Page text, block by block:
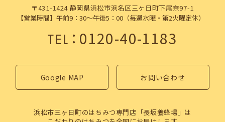
〒431-1424 静岡県浜松市浜名区三ヶ日町下尾奈97-1
【営業時間】午前9：30～午後5：00（毎週水曜・第2火曜定休）
TEL：0120-40-1183
Google MAP お問い合わせ
浜松市三ヶ日町のはちみつ専門店「長坂養蜂場」は